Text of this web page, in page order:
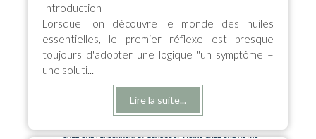
Introduction
Lorsque l'on découvre le monde des huiles
essentielles, le premier réflexe est presque
toujours d'adopter une logique "un symptôme =
une soluti...
Lire la suite...